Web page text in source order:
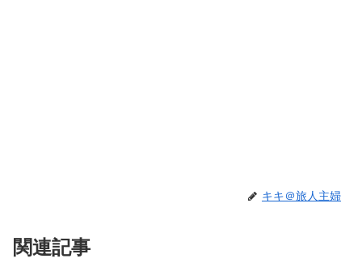
キキ＠旅人主婦
関連記事